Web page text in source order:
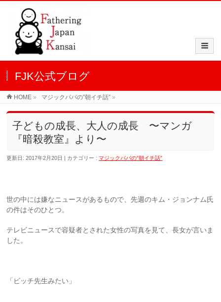
FJK公式ブログ
HOME » マジックパパの”朝イチ話” »
子どもの成長、大人の成長 〜マンガ
『暗殺教室』より〜
更新日: 2017年2月20日 カテゴリー :マジックパパの”朝イチ話”
世の中には嫌なニュースがあるもので、先週のキム・ジョンナム氏
の件はそのひとつ。
テレビニュースで容疑者とされた女性の写真を見て、長女が言いま
した。
「ビッチ先生みたい」